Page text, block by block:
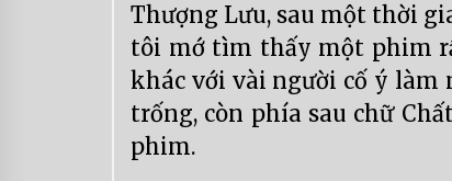
Thượng Lưu, sau một thời
tôi mớ tìm thấy một phim
khác với vài người cố ý làm
trống, còn phía sau chữ
phim.